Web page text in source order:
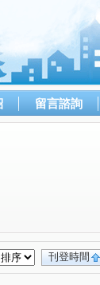
留言諮詢
刊登時間